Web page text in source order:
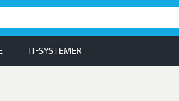
IT-SYSTEMER